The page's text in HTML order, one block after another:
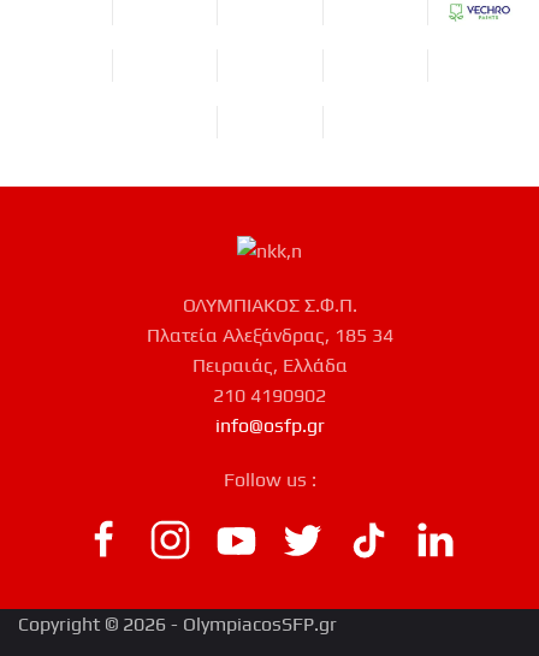
ΟΛΥΜΠΙΑΚΟΣ Σ.Φ.Π.
Πλατεία Αλεξάνδρας, 185 34
Πειραιάς, Ελλάδα
210 4190902
info@osfp.gr
Follow us :
Copyright © 2026 - OlympiacosSFP.gr